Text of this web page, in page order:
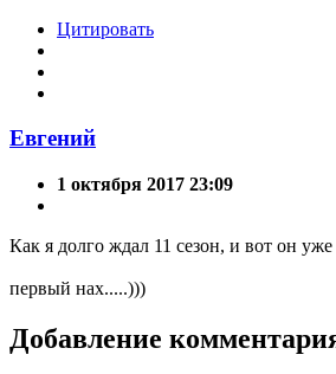
Цитировать
Евгений
1 октября 2017 23:09
Как я долго ждал 11 сезон, и вот он
первый нах.....)))
Добавление